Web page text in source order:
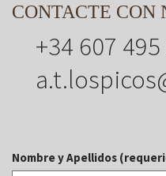
CONTACTE CON
+34 607
Nombre y Apellidos